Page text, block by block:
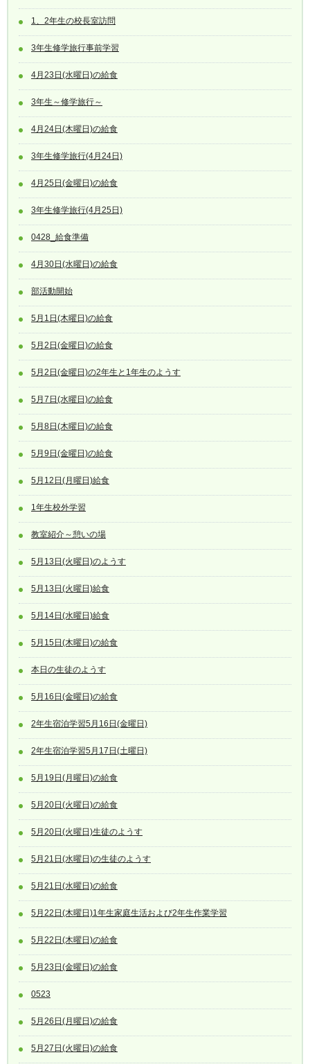
1、2年生の校長室訪問
3年生修学旅行事前学習
4月23日(水曜日)の給食
3年生～修学旅行～
4月24日(木曜日)の給食
3年生修学旅行(4月24日)
4月25日(金曜日)の給食
3年生修学旅行(4月25日)
0428_給食準備
4月30日(水曜日)の給食
部活動開始
5月1日(木曜日)の給食
5月2日(金曜日)の給食
5月2日(金曜日)の2年生と1年生のようす
5月7日(水曜日)の給食
5月8日(木曜日)の給食
5月9日(金曜日)の給食
5月12日(月曜日)給食
1年生校外学習
教室紹介～憩いの場
5月13日(火曜日)のようす
5月13日(火曜日)給食
5月14日(水曜日)給食
5月15日(木曜日)の給食
本日の生徒のようす
5月16日(金曜日)の給食
2年生宿泊学習5月16日(金曜日)
2年生宿泊学習5月17日(土曜日)
5月19日(月曜日)の給食
5月20日(火曜日)の給食
5月20日(火曜日)生徒のようす
5月21日(水曜日)の生徒のようす
5月21日(水曜日)の給食
5月22日(木曜日)1年生家庭生活および2年生作業学習
5月22日(木曜日)の給食
5月23日(金曜日)の給食
0523
5月26日(月曜日)の給食
5月27日(火曜日)の給食